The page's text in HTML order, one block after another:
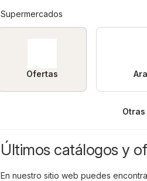
Supermercados
Ofertas Ara
Últimos catálogos y
En nuestro sitio web puedes